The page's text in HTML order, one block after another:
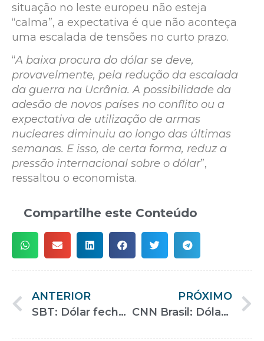
situação no leste europeu não esteja
“calma”, a expectativa é que não aconteça
uma escalada de tensões no curto prazo.
“A baixa procura do dólar se deve,
provavelmente, pela redução da escalada
da guerra na Ucrânia. A possibilidade da
adesão de novos países no conflito ou a
expectativa de utilização de armas
nucleares diminuiu ao longo das últimas
semanas. E isso, de certa forma, reduz a
pressão internacional sobre o dólar”,
ressaltou o economista.
Compartilhe este Conteúdo
ANTERIOR
SBT: Dólar fecha trimestre com forte queda
PRÓXIMO
CNN Brasil: Dólar mais caro faz busca pela moeda cair 25% no Brasil